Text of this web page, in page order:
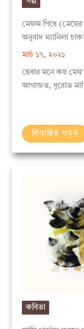
অনুবাদ ম্যানিলা
মার্চ ১৭, ২০২১
হেবার মনে কয়
আগাজত, দুরোত